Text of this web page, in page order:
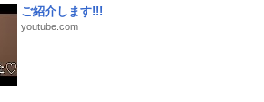
ご紹介します!!!
youtube.com